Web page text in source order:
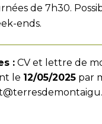
de 7h30.
ends.
: CV et lettre de
le 12/05/2025 par